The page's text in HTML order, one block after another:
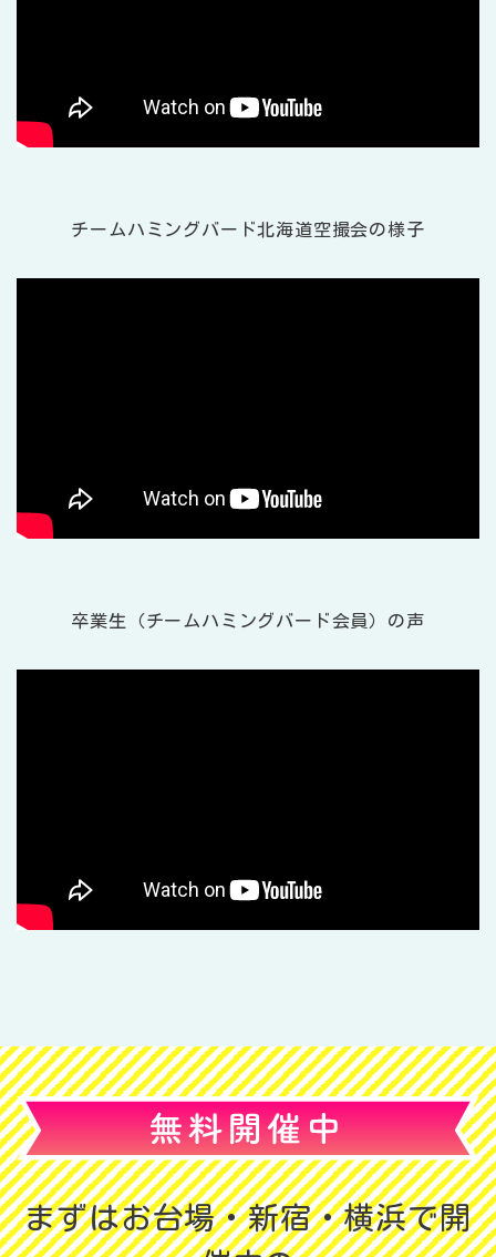
チームハミングバード北海道空撮会の様子
卒業生（チームハミングバード会員）の声
まずはお台場・新宿・横浜で開